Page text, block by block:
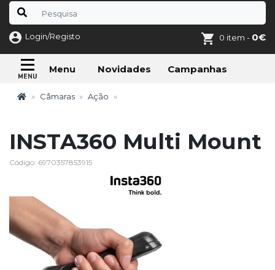
Login/Registo 0 item - 0€
Menu Novidades Campanhas
Câmaras Ação
INSTA360 Multi Mount
Código: 6970357853915